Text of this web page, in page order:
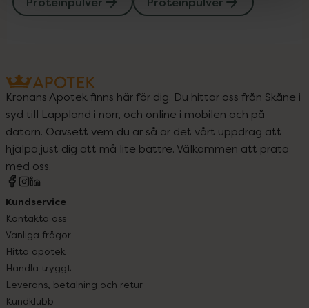
Kronans Apotek finns här för dig. Du hittar oss från Skåne i
syd till Lappland i norr, och online i mobilen och på
datorn. Oavsett vem du är så är det vårt uppdrag att
hjälpa just dig att må lite bättre. Välkommen att prata
med oss.
Kundservice
Kontakta oss
Vanliga frågor
Hitta apotek
Handla tryggt
Leverans, betalning och retur
Kundklubb